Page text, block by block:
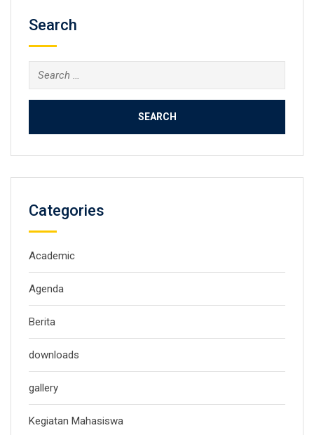
Search
Search
for:
Categories
Academic
Agenda
Berita
downloads
gallery
Kegiatan Mahasiswa